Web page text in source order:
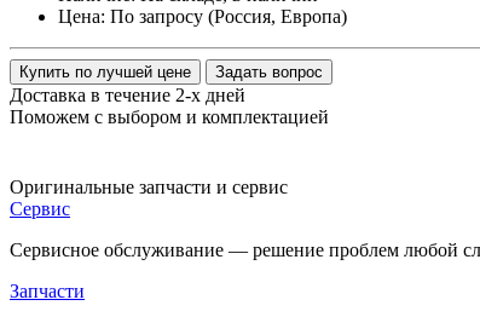
Цена: По запросу (Россия, Европа)
Купить по лучшей цене Задать вопрос
Доставка в течение 2-х дней
Поможем с выбором и комплектацией
Оригинальные запчасти и сервис
Сервис
Сервисное обслуживание — решение проблем любой
Запчасти